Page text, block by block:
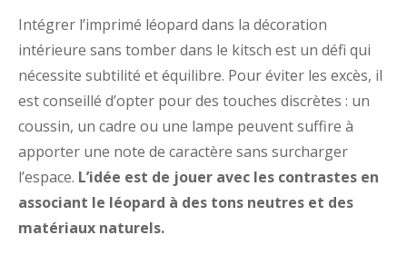
Intégrer l’imprimé léopard dans la décoration
intérieure sans tomber dans le kitsch est un défi qui
nécessite subtilité et équilibre. Pour éviter les excès, il
est conseillé d’opter pour des touches discrètes : un
coussin, un cadre ou une lampe peuvent suffire à
apporter une note de caractère sans surcharger
l’espace. L’idée est de jouer avec les contrastes en
associant le léopard à des tons neutres et des
matériaux naturels.